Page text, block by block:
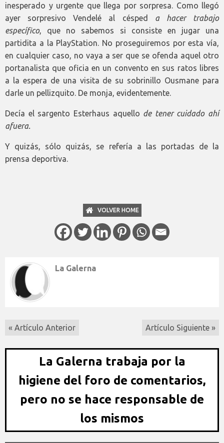
inesperado y urgente que llega por sorpresa. Como llegó
ayer sorpresivo Vendelé al césped a hacer trabajo
específico, que no sabemos si consiste en jugar una
partidita a la PlayStation. No proseguiremos por esta vía,
en cualquier caso, no vaya a ser que se ofenda aquel otro
portanalista que oficia en un convento en sus ratos libres
a la espera de una visita de su sobrinillo Ousmane para
darle un pellizquito. De monja, evidentemente.
Decía el sargento Esterhaus aquello de tener cuidado ahí
afuera.
Y quizás, sólo quizás, se refería a las portadas de la
prensa deportiva.
VOLVER HOME
La Galerna
« Artículo Anterior Artículo Siguiente »
La Galerna trabaja por la
higiene del foro de comentarios,
pero no se hace responsable de
los mismos